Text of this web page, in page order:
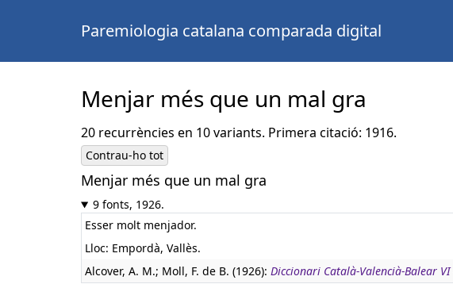
Paremiologia catalana comparada digital
Menjar més que un mal gra
20 recurrències en 10 variants. Primera citació: 1916.
Contrau-ho tot
Menjar més que un mal gra
9 fonts, 1926.
Esser molt menjador.
Lloc: Empordà, Vallès.
Alcover, A. M.; Moll, F. de B. (1926): Diccionari Català-Valencià-Balear VI